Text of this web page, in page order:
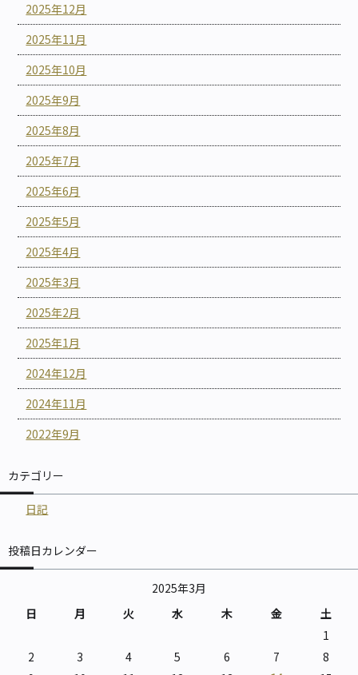
2025年12月
2025年11月
2025年10月
2025年9月
2025年8月
2025年7月
2025年6月
2025年5月
2025年4月
2025年3月
2025年2月
2025年1月
2024年12月
2024年11月
2022年9月
カテゴリー
日記
投稿日カレンダー
2025年3月
日
月 火 水 木 金
土
1
2
3 4 5 6 7
8